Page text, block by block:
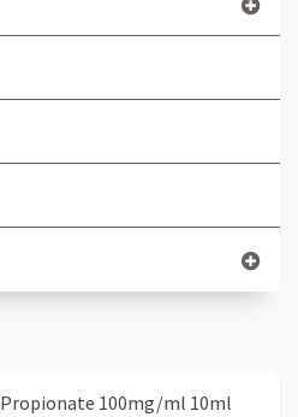
Propionate 100mg/ml 10ml